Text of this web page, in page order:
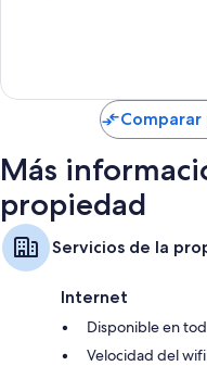
Periqueras, bañeras para
Sábanas italianas Frette,
Amenidades de baño de
Televisiones de pantalla
de streaming y canales
Más
propiedad
Servicios de la
Internet
Disponible en
Velocidad del